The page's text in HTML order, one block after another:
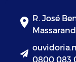
R. José
0800 083